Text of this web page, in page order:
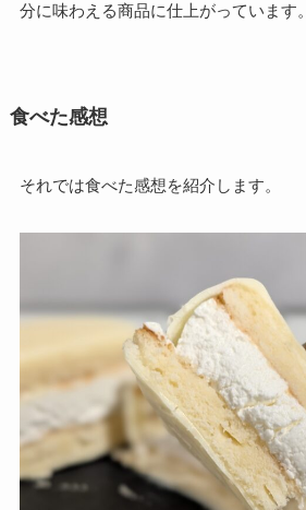
分に味わえる商品に仕上がっています。
食べた感想
それでは食べた感想を紹介します。